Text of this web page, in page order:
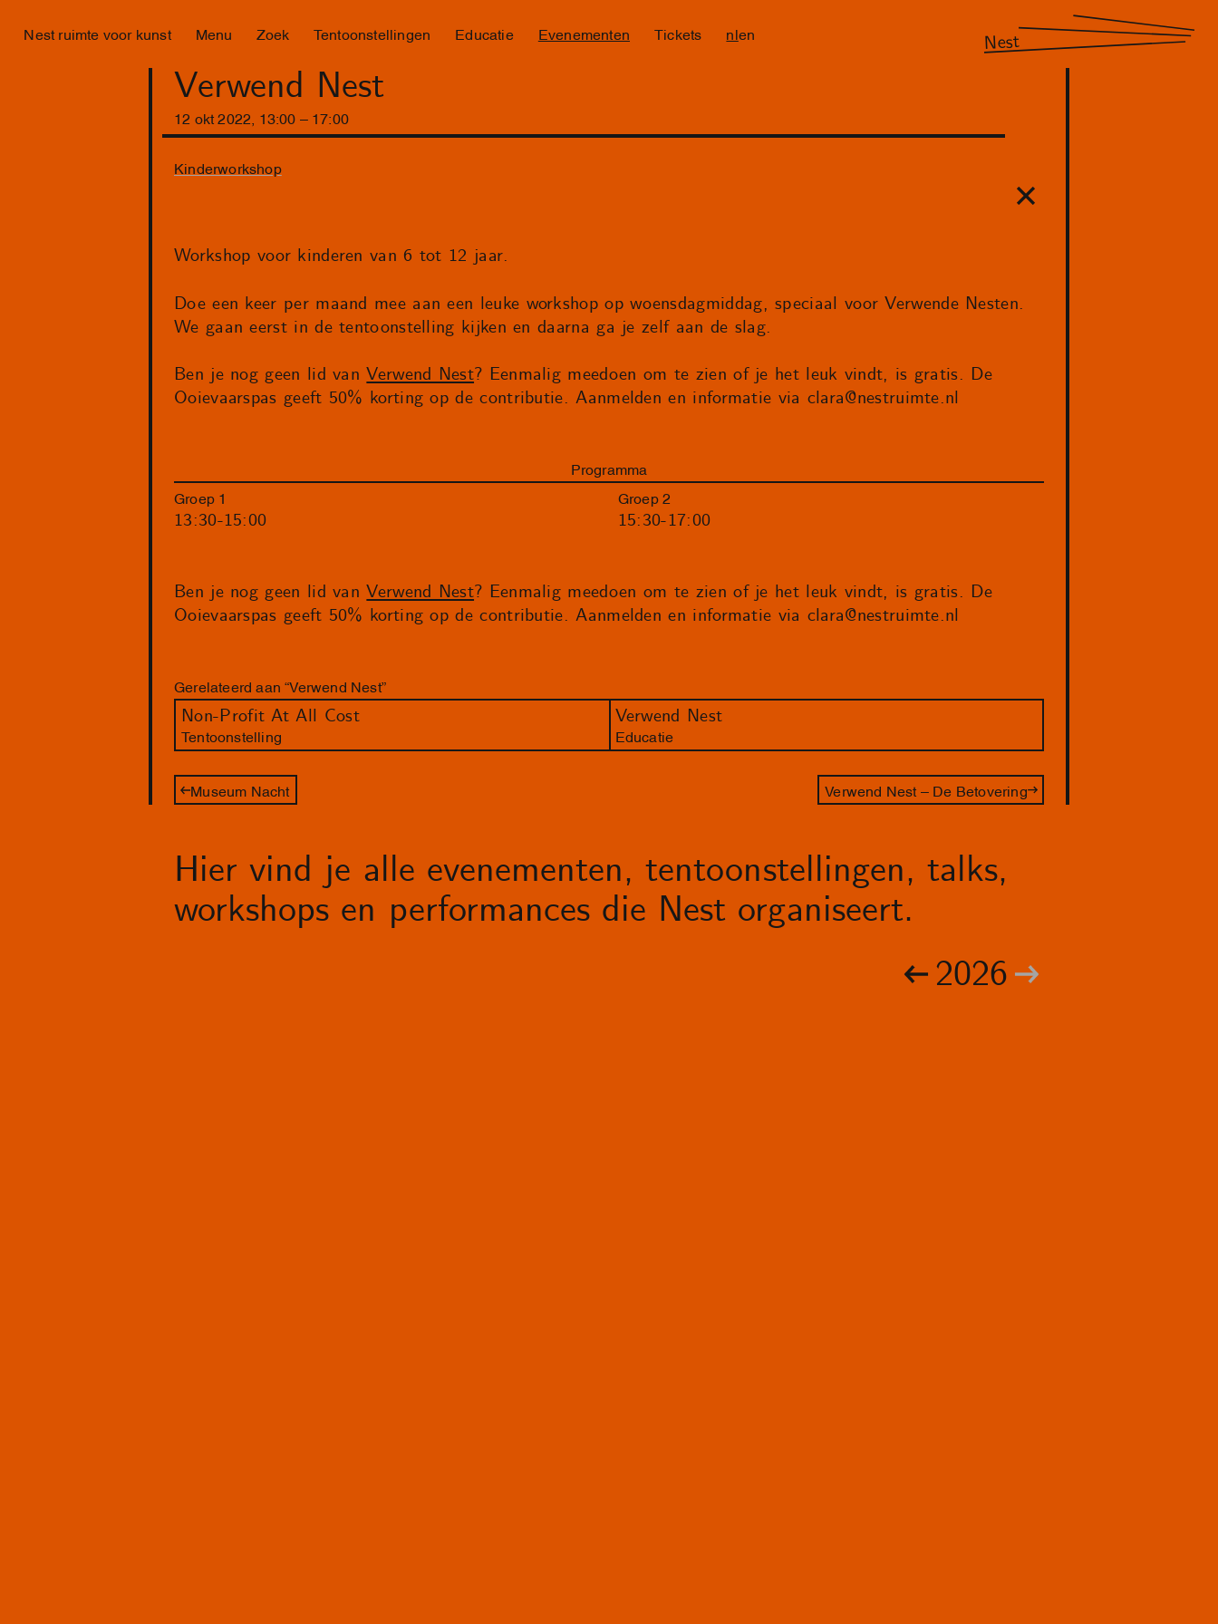
Nest ruimte voor kunst Menu Zoek Tentoonstellingen Educatie Evenementen Tickets nl en Nest
Verwend Nest
12 okt 2022 13 :00 17: 00
Kinderworkshop
Workshop voor kinderen van 6 tot 12 jaar.
Doe een keer per maand mee aan een leuke workshop op woensdagmiddag, speciaal voor Verwende Nesten.
We gaan eerst in de tentoonstelling kijken en daarna ga je zelf aan de slag.
Ben je nog geen lid vanVerwend Nest? Eenmalig meedoen om te zien of je het leuk vindt, is gratis. De
Ooievaarspas geeft 50% korting op de contributie. Aanmelden en informatie via clara@nestruimte.nl
Programma
Groep 1
13:30-15:00
Groep 2
15:30-17:00
Ben je nog geen lid vanVerwend Nest? Eenmalig meedoen om te zien of je het leuk vindt, is gratis. De
Ooievaarspas geeft 50% korting op de contributie. Aanmelden en informatie via clara@nestruimte.nl
Gerelateerd aan “Verwend Nest”
Non-Profit At All Cost
Tentoonstelling
Verwend Nest
Educatie
Museum Nacht Verwend Nest – De Betovering
Hier vind je alle evenementen, tentoonstellingen, talks,
workshops en performances die Nest organiseert.
2026